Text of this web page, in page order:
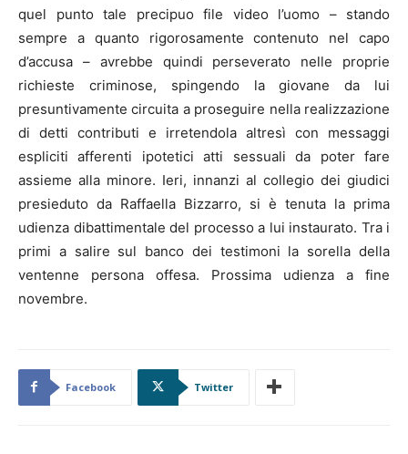
quel punto tale precipuo file video l’uomo – stando
sempre a quanto rigorosamente contenuto nel capo
d’accusa – avrebbe quindi perseverato nelle proprie
richieste criminose, spingendo la giovane da lui
presuntivamente circuita a proseguire nella realizzazione
di detti contributi e irretendola altresì con messaggi
espliciti afferenti ipotetici atti sessuali da poter fare
assieme alla minore. Ieri, innanzi al collegio dei giudici
presieduto da Raffaella Bizzarro, si è tenuta la prima
udienza dibattimentale del processo a lui instaurato. Tra i
primi a salire sul banco dei testimoni la sorella della
ventenne persona offesa. Prossima udienza a fine
novembre.
Facebook Twitter